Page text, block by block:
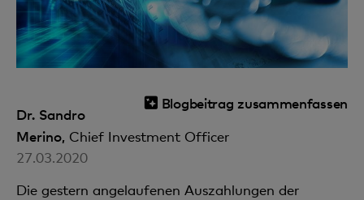
Blogbeitrag zusammenfassen
Dr. Sandro
Merino, Chief Investment Officer
27.03.2020
Die gestern angelaufenen Auszahlungen der